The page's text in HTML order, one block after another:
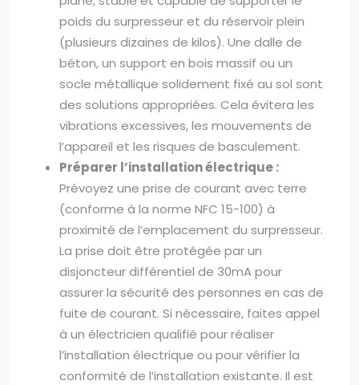
poids du surpresseur et du réservoir plein
(plusieurs dizaines de kilos). Une dalle de
béton, un support en bois massif ou un
socle métallique solidement fixé au sol sont
des solutions appropriées. Cela évitera les
vibrations excessives, les mouvements de
l’appareil et les risques de basculement.
Préparer l’installation électrique :
Prévoyez une prise de courant avec terre
(conforme à la norme NFC 15-100) à
proximité de l’emplacement du surpresseur.
La prise doit être protégée par un
disjoncteur différentiel de 30mA pour
assurer la sécurité des personnes en cas de
fuite de courant. Si nécessaire, faites appel
à un électricien qualifié pour réaliser
l’installation électrique ou pour vérifier la
conformité de l’installation existante. Il est